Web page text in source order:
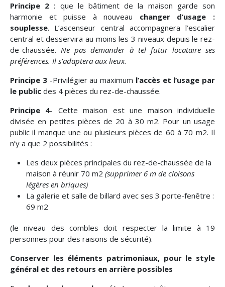
Principe 2 : que le bâtiment de la maison garde son
harmonie et puisse à nouveau changer d’usage :
souplesse. L’ascenseur central accompagnera l’escalier
central et desservira au moins les 3 niveaux depuis le rez-
de-chaussée.Ne pas demander à tel futur locataire ses
préférences. Il s’adaptera aux lieux.
Principe 3-Privilégier au maximum l’accès et l’usage par
le public des 4 pièces du rez-de-chaussée.
Principe 4- Cette maison est une maison individuelle
divisée en petites pièces de 20 à 30 m2. Pour un usage
public il manque une ou plusieurs pièces de 60 à 70 m2. Il
n’y a que 2 possibilités :
Les deux pièces principales du rez-de-chaussée de la
maison à réunir 70 m2 (supprimer 6 m de cloisons
légères en briques)
La galerie et salle de billard avec ses 3 porte-fenêtre :
69 m2
(le niveau des combles doit respecter la limite à 19
personnes pour des raisons de sécurité).
Conserver les éléments patrimoniaux, pour le style
général et des retours en arrière possibles